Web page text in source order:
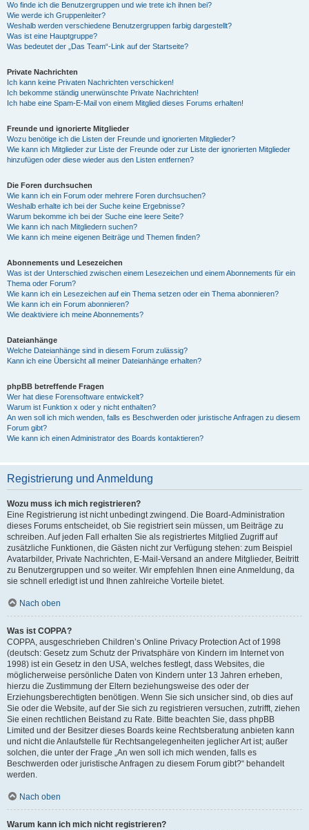
Wo finde ich die Benutzergruppen und wie trete ich ihnen bei?
Wie werde ich Gruppenleiter?
Weshalb werden verschiedene Benutzergruppen farbig dargestellt?
Was ist eine Hauptgruppe?
Was bedeutet der „Das Team“-Link auf der Startseite?
Private Nachrichten
Ich kann keine Privaten Nachrichten verschicken!
Ich bekomme ständig unerwünschte Private Nachrichten!
Ich habe eine Spam-E-Mail von einem Mitglied dieses Forums erhalten!
Freunde und ignorierte Mitglieder
Wozu benötige ich die Listen der Freunde und ignorierten Mitglieder?
Wie kann ich Mitglieder zur Liste der Freunde oder zur Liste der ignorierten Mitglieder
hinzufügen oder diese wieder aus den Listen entfernen?
Die Foren durchsuchen
Wie kann ich ein Forum oder mehrere Foren durchsuchen?
Weshalb erhalte ich bei der Suche keine Ergebnisse?
Warum bekomme ich bei der Suche eine leere Seite?
Wie kann ich nach Mitgliedern suchen?
Wie kann ich meine eigenen Beiträge und Themen finden?
Abonnements und Lesezeichen
Was ist der Unterschied zwischen einem Lesezeichen und einem Abonnements für ein
Thema oder Forum?
Wie kann ich ein Lesezeichen auf ein Thema setzen oder ein Thema abonnieren?
Wie kann ich ein Forum abonnieren?
Wie deaktiviere ich meine Abonnements?
Dateianhänge
Welche Dateianhänge sind in diesem Forum zulässig?
Kann ich eine Übersicht all meiner Dateianhänge erhalten?
phpBB betreffende Fragen
Wer hat diese Forensoftware entwickelt?
Warum ist Funktion x oder y nicht enthalten?
An wen soll ich mich wenden, falls es Beschwerden oder juristische Anfragen zu diesem
Forum gibt?
Wie kann ich einen Administrator des Boards kontaktieren?
Registrierung und Anmeldung
Wozu muss ich mich registrieren?
Eine Registrierung ist nicht unbedingt zwingend. Die Board-Administration
dieses Forums entscheidet, ob Sie registriert sein müssen, um Beiträge zu
schreiben. Auf jeden Fall erhalten Sie als registriertes Mitglied Zugriff auf
zusätzliche Funktionen, die Gästen nicht zur Verfügung stehen: zum Beispiel
Avatarbilder, Private Nachrichten, E-Mail-Versand an andere Mitglieder, Beitritt
zu Benutzergruppen und so weiter. Wir empfehlen Ihnen eine Anmeldung, da
sie schnell erledigt ist und Ihnen zahlreiche Vorteile bietet.
Nach oben
Was ist COPPA?
COPPA, ausgeschrieben Children’s Online Privacy Protection Act of 1998
(deutsch: Gesetz zum Schutz der Privatsphäre von Kindern im Internet von
1998) ist ein Gesetz in den USA, welches festlegt, dass Websites, die
möglicherweise persönliche Daten von Kindern unter 13 Jahren erheben,
hierzu die Zustimmung der Eltern beziehungsweise des oder der
Erziehungsberechtigten benötigen. Wenn Sie sich unsicher sind, ob dies auf
Sie oder die Website, auf der Sie sich zu registrieren versuchen, zutrifft, ziehen
Sie einen rechtlichen Beistand zu Rate. Bitte beachten Sie, dass phpBB
Limited und der Besitzer dieses Boards keine Rechtsberatung anbieten kann
und nicht die Anlaufstelle für Rechtsangelegenheiten jeglicher Art ist; außer
solchen, die unter der Frage „An wen soll ich mich wenden, falls es
Beschwerden oder juristische Anfragen zu diesem Forum gibt?“ behandelt
werden.
Nach oben
Warum kann ich mich nicht registrieren?